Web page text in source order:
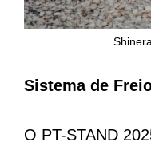
Sistema de
O PT-STAND